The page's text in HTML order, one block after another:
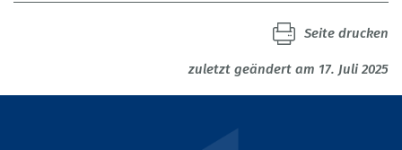
zuletzt geändert am 17. Juli 2025
Seite drucken